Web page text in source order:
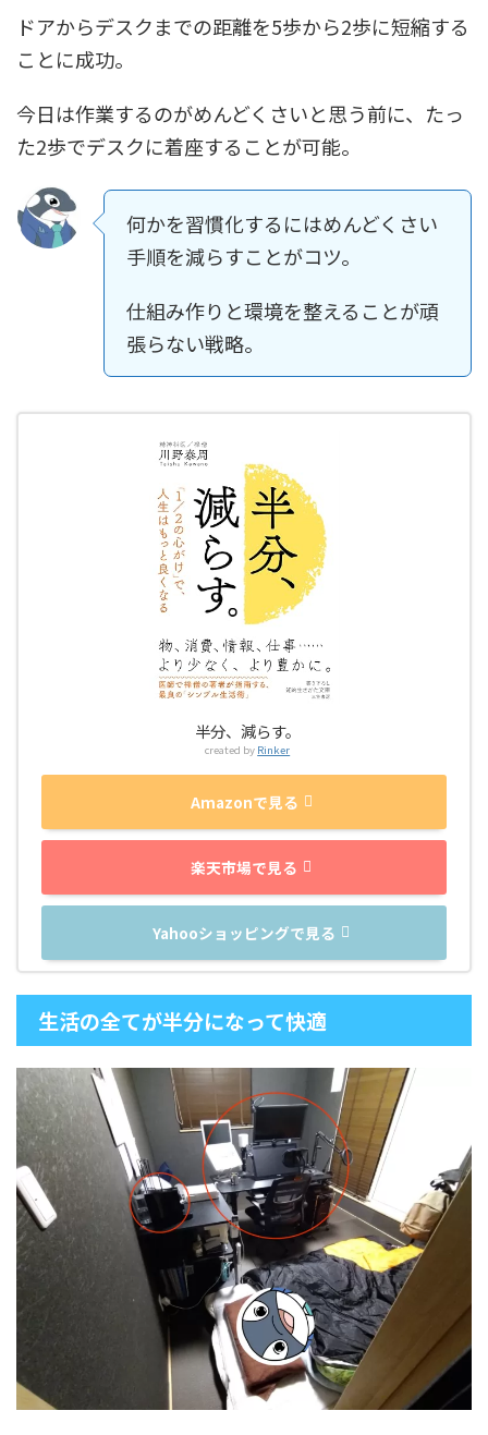
ドアからデスクまでの距離を5歩から2歩に短縮する
ことに成功。
今日は作業するのがめんどくさいと思う前に、たっ
た2歩でデスクに着座することが可能。
何かを習慣化するにはめんどくさい
手順を減らすことがコツ。
仕組み作りと環境を整えることが頑
張らない戦略。
半分、減らす。
created by Rinker
Amazonで見る
楽天市場で見る
Yahooショッピングで見る
生活の全てが半分になって快適